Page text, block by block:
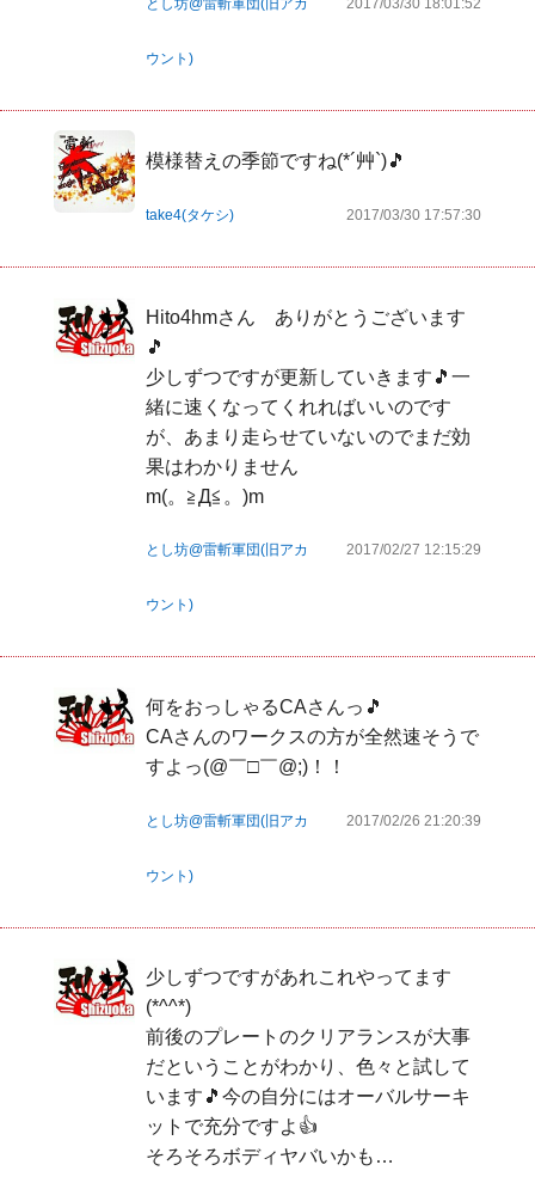
とし坊@雷斬軍団(旧アカ
ウント)
2017/03/30 18:01:52
模様替えの季節ですね(*´艸`)🎵
take4(タケシ) 2017/03/30 17:57:30
Hito4hmさん　ありがとうございます
🎵
少しずつですが更新していきます🎵一
緒に速くなってくれればいいのです
が、あまり走らせていないのでまだ効
果はわかりません
m(。≧Д≦。)m
とし坊@雷斬軍団(旧アカ
ウント)
2017/02/27 12:15:29
何をおっしゃるCAさんっ🎵
CAさんのワークスの方が全然速そうで
すよっ(@￣□￣@;)！！
とし坊@雷斬軍団(旧アカ
ウント)
2017/02/26 21:20:39
少しずつですがあれこれやってます
(*^^*)
前後のプレートのクリアランスが大事
だということがわかり、色々と試して
います🎵今の自分にはオーバルサーキ
ットで充分ですよ👍
そろそろボディヤバいかも…